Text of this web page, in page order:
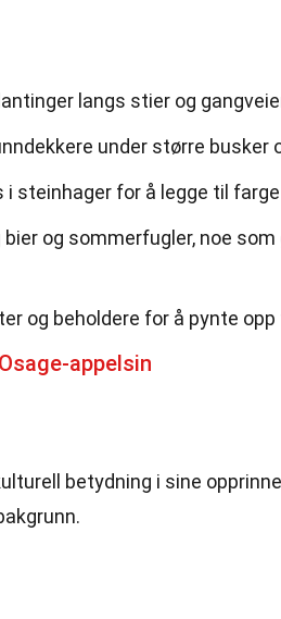
langs stier og
under større busker
i steinhager for å legge til
og sommerfugler, noe
og beholdere for å pynte
appelsin
betydning i sine